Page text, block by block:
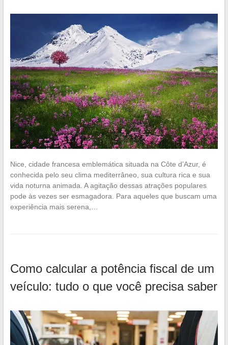
Nice, cidade francesa emblemática situada na Côte d’Azur, é
conhecida pelo seu clima mediterrâneo, sua cultura rica e sua
vida noturna animada. A agitação dessas atrações populares
pode às vezes ser esmagadora. Para aqueles que buscam uma
experiência mais serena,…
Como calcular a potência fiscal de um
veículo: tudo o que você precisa saber